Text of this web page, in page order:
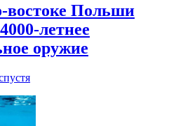
востоке Польши
летнее
оружие